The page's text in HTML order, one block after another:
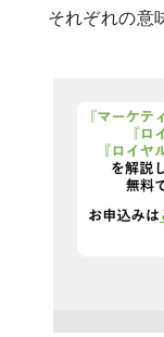
それぞれの意